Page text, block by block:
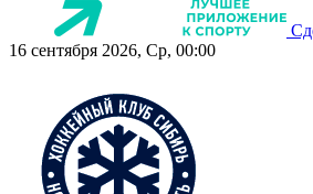
16 сентября 2026, Ср, 00:00